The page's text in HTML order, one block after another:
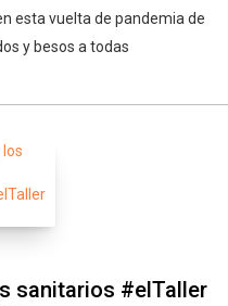
esta vuelta de pandemia de
y besos a todas
sanitarios #elTaller